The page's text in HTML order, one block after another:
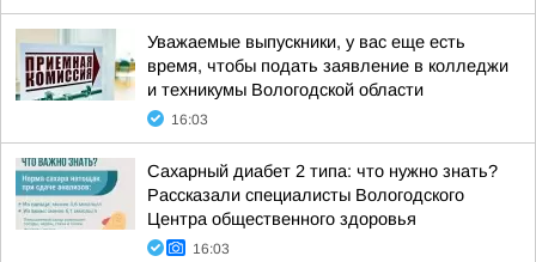
Уважаемые выпускники, у вас еще есть
время, чтобы подать заявление в колледжи
и техникумы Вологодской области
16:03
Сахарный диабет 2 типа: что нужно знать?
Рассказали специалисты Вологодского
Центра общественного здоровья
16:03